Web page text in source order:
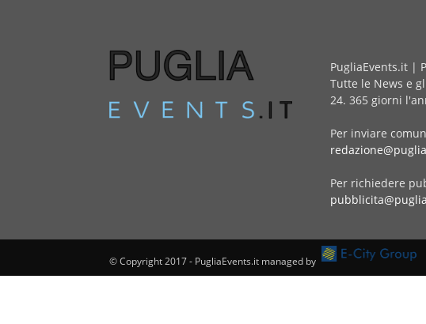
PugliaEvents.it |
Tutte le News e
24. 365 giorni
Per inviare
Per richiedere
© Copyright 2017 - PugliaEvents.it managed by